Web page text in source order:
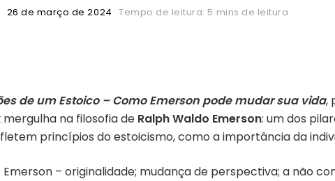
26 de março de 2024 Tempo de leitura: 5 mins de leitura
de um Estoico – Como Emerson pode mudar sua vida,
mergulha na filosofia de Ralph Waldo Emerson: um dos
princípios do estoicismo, como a importância da
– originalidade; mudança de perspectiva; a não